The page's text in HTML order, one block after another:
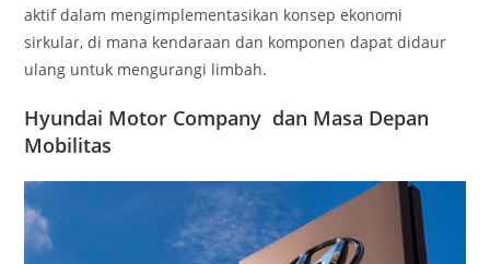
aktif dalam mengimplementasikan konsep ekonomi
sirkular, di mana kendaraan dan komponen dapat didaur
ulang untuk mengurangi limbah.
Hyundai Motor Company dan Masa Depan
Mobilitas